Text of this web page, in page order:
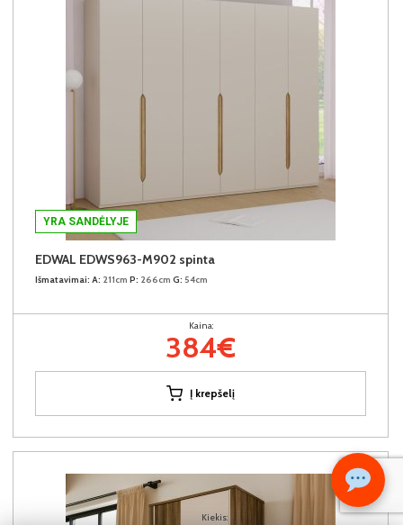
Kiekis:
YRA SANDĖLYJE
EDWAL EDWS963-M902 spinta
Išmatavimai: A: 211cm P: 266cm G: 54cm
Kaina:
384€
Į krepšelį